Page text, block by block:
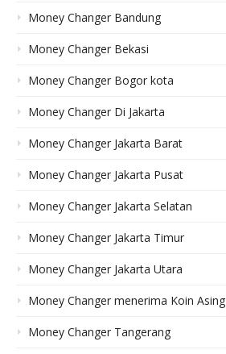
Money Changer Bandung
Money Changer Bekasi
Money Changer Bogor kota
Money Changer Di Jakarta
Money Changer Jakarta Barat
Money Changer Jakarta Pusat
Money Changer Jakarta Selatan
Money Changer Jakarta Timur
Money Changer Jakarta Utara
Money Changer menerima Koin Asing
Money Changer Tangerang